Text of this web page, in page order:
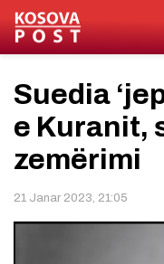
Suedia
e Kuranit,
zemërimi
21 Janar 2023, 21:05